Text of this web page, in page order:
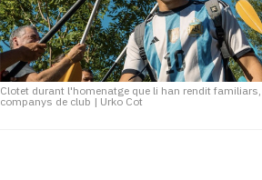
Clotet durant l'homenatge que li han rendit
companys de club | Urko Cot